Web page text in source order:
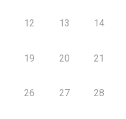
12 13 14
19 20 21
26 27 28